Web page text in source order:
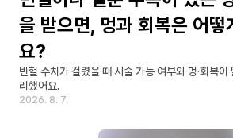
을 받으면, 멍과 회복은 어떻
요?
빈혈 수치가 걸렸을 때 시술 가능 여부와 멍·회복
리했어요.
2026. 8. 7.